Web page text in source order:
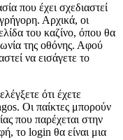
που έχει σχεδιαστεί
Αρχικά, οι
του καζίνο, όπου θα
της οθόνης. Αφού
να εισάγετε το
ότι έχετε
Οι παίκτες μπορούν
που παρέχεται στην
το login θα είναι μια